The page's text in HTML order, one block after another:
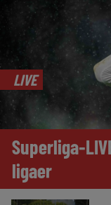
LIVE
Superliga-
ligaer